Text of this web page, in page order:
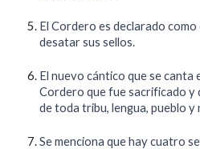
El Cordero es declarado
desatar sus sellos.
El nuevo cántico que se canta
Cordero que fue sacrificado y
de toda tribu, lengua, pueblo y
Se menciona que hay cuatro